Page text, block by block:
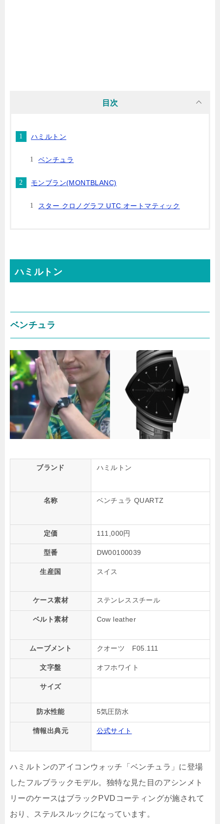
目次
ハミルトン
ベンチュラ
モンブラン(MONTBLANC)
スター クロノグラフ UTC オートマティック
ハミルトン
ベンチュラ
ブランド ハミルトン
名称 ベンチュラ QUARTZ
定価 111,000円
型番 DW00100039
生産国 スイス
ケース素材 ステンレススチール
ベルト素材 Cow leather
ムーブメント クオーツ F05.111
文字盤 オフホワイト
サイズ
防水性能 5気圧防水
情報出典元 公式サイト
ハミルトンのアイコンウォッチ「ベンチュラ」に登場
したフルブラックモデル。独特な見た目のアシンメト
リーのケースはブラックPVDコーティングが施されて
おり、ステルスルックになっています。